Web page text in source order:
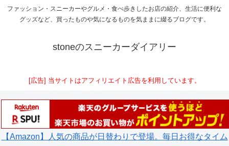
ファッション・スニーカーやグルメ・食べ歩きしたお店の紹介、生活に便利な
グッズなど、買ったものや気になるものを気ままに綴るブログです。
stoneのスニーカーダイアリー
[広告] 当サイトはアフィリエイト広告を利用しています。
【Amazon】人気の商品が日替わりで登場。毎日お得なタイム